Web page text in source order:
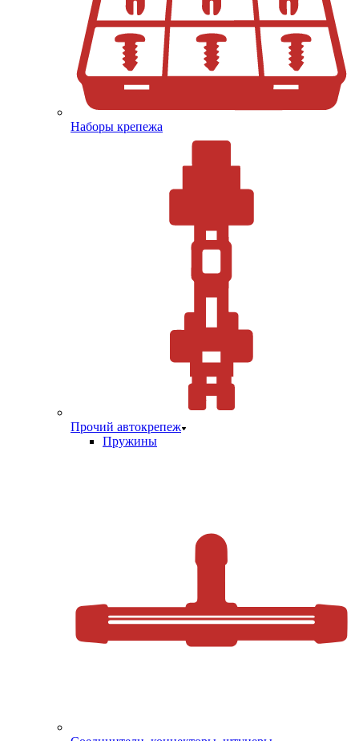
Наборы крепежа
Прочий автокрепеж
Пружины